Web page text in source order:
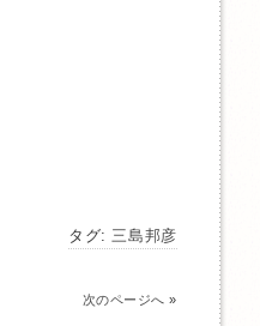
タグ:三島邦彦
次のページへ »